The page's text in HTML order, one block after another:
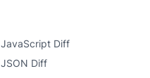
JavaScript Diff
JSON Diff